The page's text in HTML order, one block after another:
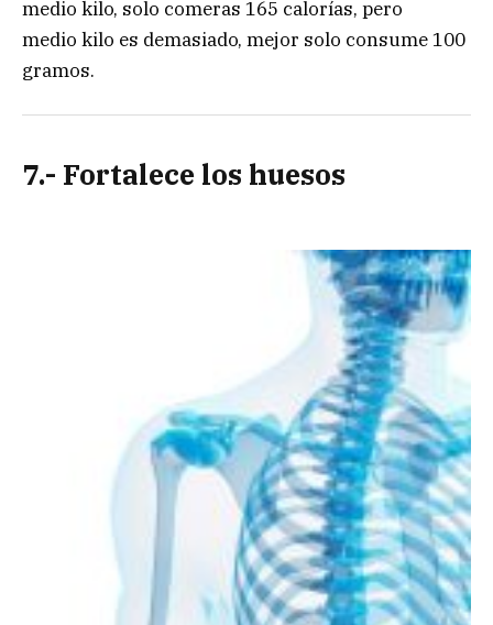
medio kilo, solo comeras 165 calorías, pero
medio kilo es demasiado, mejor solo consume 100
gramos.
7.- Fortalece los huesos